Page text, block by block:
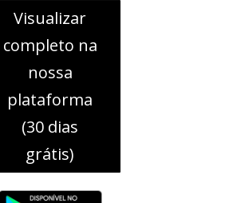
Visualizar
completo na
nossa
plataforma
(30 dias
grátis)